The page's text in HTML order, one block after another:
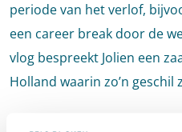
periode van het verlof,
een career break door de
vlog bespreekt Jolien een
Holland waarin zo’n geschil